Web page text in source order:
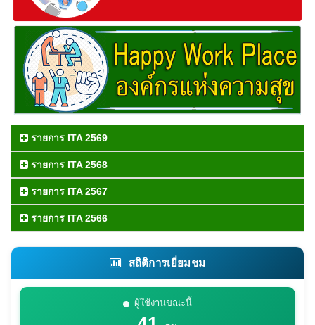
รายการ ITA 2569
รายการ ITA 2568
รายการ ITA 2567
รายการ ITA 2566
สถิติการเยี่ยมชม
ผู้ใช้งานขณะนี้